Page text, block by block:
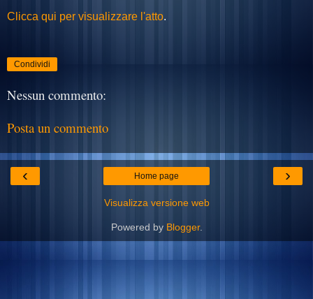
Clicca qui per visualizzare l'atto.
Condividi
Nessun commento:
Posta un commento
‹ ›
Home page
Visualizza versione web
Powered by Blogger.